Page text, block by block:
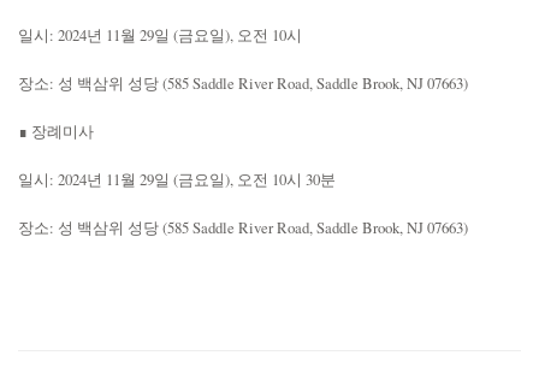
일시: 2024년 11월 29일 (금요일), 오전 10시
장소: 성 백삼위 성당 (585 Saddle River Road, Saddle Brook, NJ 07663)
∎ 장례미사
일시: 2024년 11월 29일 (금요일), 오전 10시 30분
장소: 성 백삼위 성당 (585 Saddle River Road, Saddle Brook, NJ 07663)